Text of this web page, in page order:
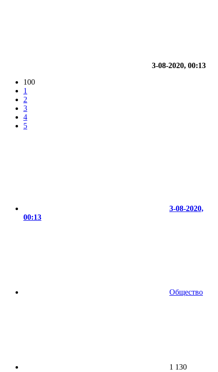
3-08-2020, 00:13
100
1
2
3
4
5
3-08-2020,
00:13
Общество
1 130